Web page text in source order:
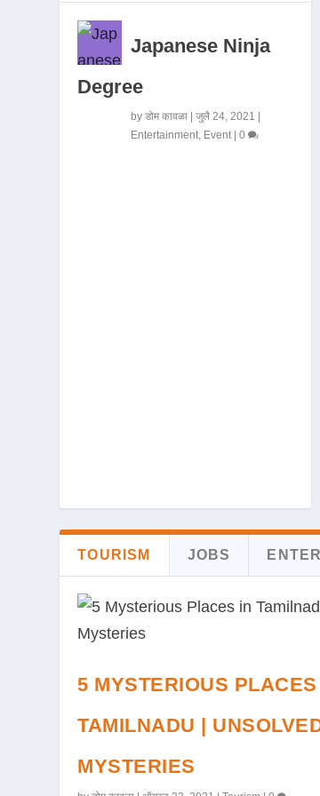
Japanese Ninja
Degree
byडोम कावळा |जुलै 24, 2021 |
Entertainment Event |0
TOURISM JOBS
5 MYSTERIOUS
TAMILNADU |
MYSTERIES